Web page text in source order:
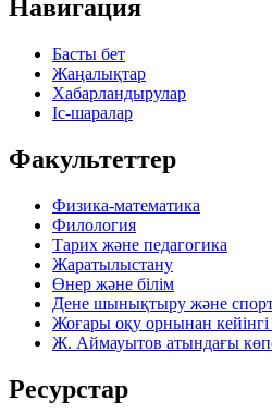
Навигация
Басты бет
Жаңалықтар
Хабарландырулар
Іс-шаралар
Факультеттер
Физика-математика
Филология
Тарих және педагогика
Жаратылыстану
Өнер және білім
Дене шынықтыру және
Жоғары оқу орнынан кейінгі
Ж. Аймауытов атындағы
Ресурстар